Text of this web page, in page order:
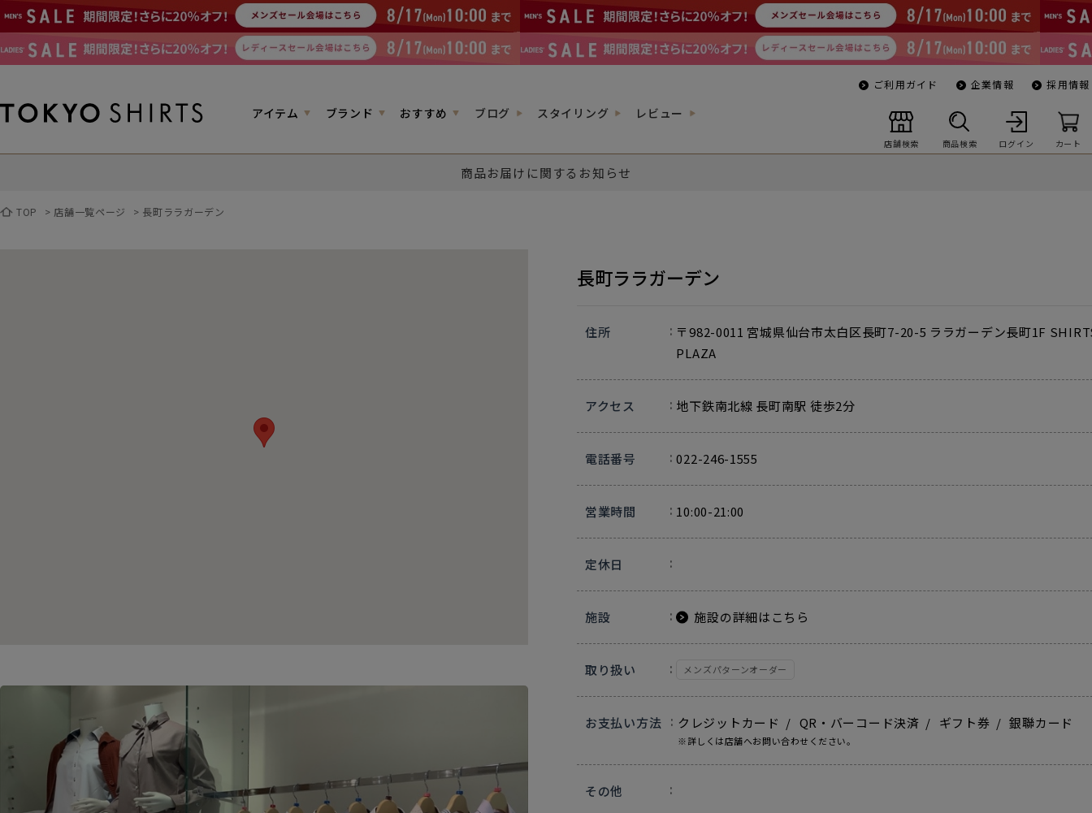
アイテム ブランド おすすめ ブログ スタイリング レビュー
ご利用ガイド 企業情報 採用情報
店舗検索 商品検索 ログイン カート
商品お届けに関するお知らせ
TOP > 店舗一覧ページ > 長町ララガーデン
長町ララガーデン
住所
〒982-0011 宮城県仙台市太白区長町7-20-5 ララガーデン長町1F
PLAZA
アクセス 地下鉄南北線 長町南駅 徒歩2分
電話番号 022-246-1555
営業時間 10:00-21:00
定休日
取り扱い メンズパターンオーダー
施設 施設の詳細はこちら
お支払い方法 クレジットカード QR・バーコード決済 ギフト券 銀聯カード
※詳しくは店舗へお問い合わせください。
その他